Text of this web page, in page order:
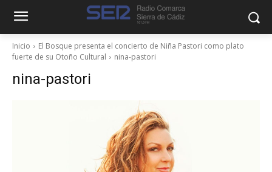
Inicio
El Bosque presenta el concierto de Niña Pastori como plato
fuerte de su Otoño Cultural
nina-pastori
nina-pastori